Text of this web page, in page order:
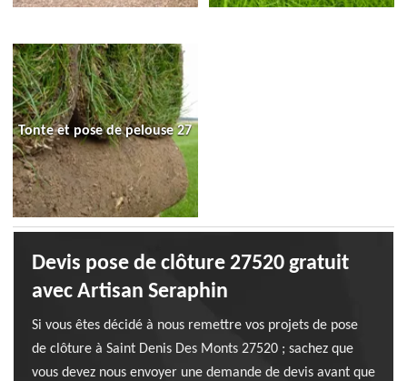
Tonte et pose de pelouse 27
Devis pose de clôture 27520 gratuit
avec Artisan Seraphin
Si vous êtes décidé à nous remettre vos projets de pose
de clôture à Saint Denis Des Monts 27520 ; sachez que
vous devez nous envoyer une demande de devis avant que